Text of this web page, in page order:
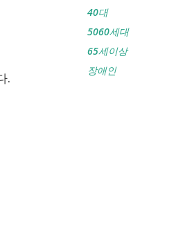
.
40대
5060세대
65세이상
장애인